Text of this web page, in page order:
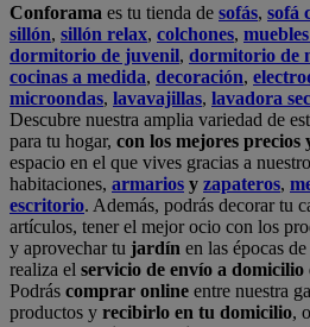
Conforama es tu tienda de sofás, sofá
sillón, sillón relax, colchones,
dormitorio de juvenil, dormitorio de
cocinas a medida, decoración,
microondas, lavavajillas, lavadora
Descubre nuestra amplia variedad de
para tu hogar, con los mejores precios
espacio en el que vives gracias a
habitaciones, armarios y zapateros,
escritorio. Además, podrás decorar tu
artículos, tener el mejor ocio con los
y aprovechar tu jardín en las épocas
realiza el servicio de envío a
Podrás comprar online entre nuestra
productos y recibirlo en tu domicilio,